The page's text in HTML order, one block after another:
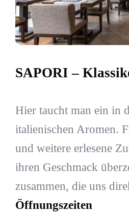
SAPORI –
Hier taucht man ein in
italienischen Aromen.
und weitere erlesene
ihren Geschmack
zusammen, die uns
Öffnungszeiten